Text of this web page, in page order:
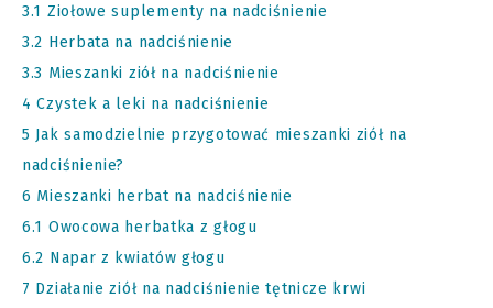
3.1 Ziołowe suplementy na nadciśnienie
3.2 Herbata na nadciśnienie
3.3 Mieszanki ziół na nadciśnienie
4 Czystek a leki na nadciśnienie
5 Jak samodzielnie przygotować mieszanki ziół na
nadciśnienie?
6 Mieszanki herbat na nadciśnienie
6.1 Owocowa herbatka z głogu
6.2 Napar z kwiatów głogu
7 Działanie ziół na nadciśnienie tętnicze krwi